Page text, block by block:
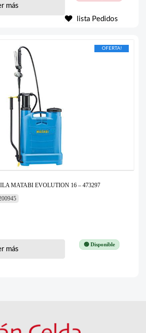
más
lista Pedidos
OFERTA!
MATABI EVOLUTION 16 – 473297
🟢 Disponible
más